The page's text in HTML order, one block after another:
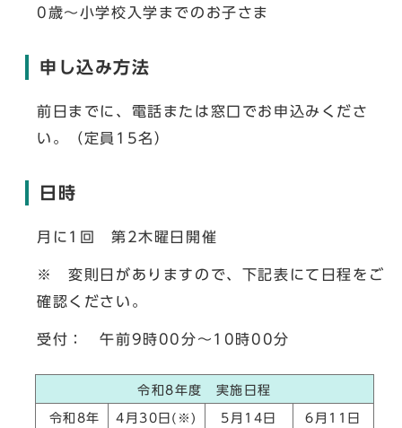
0歳～小学校入学までのお子さま
申し込み方法
前日までに、電話または窓口でお申込みくださ
い。（定員15名）
日時
月に1回 第2木曜日開催
※ 変則日がありますので、下記表にて日程をご
確認ください。
受付： 午前9時00分～10時00分
令和8年度 実施日程
令和8年 4月30日(※) 5月14日 6月11日